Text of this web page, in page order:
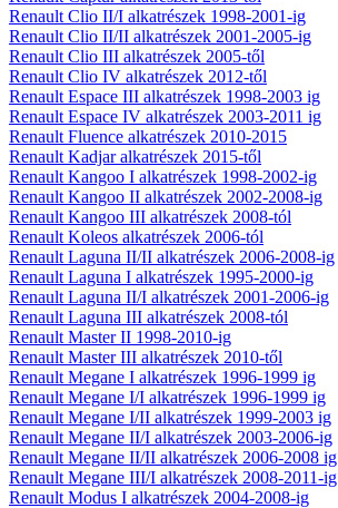
Renault Clio II/I alkatrészek 1998-2001-ig
Renault Clio II/II alkatrészek 2001-2005-ig
Renault Clio III alkatrészek 2005-től
Renault Clio IV alkatrészek 2012-től
Renault Espace III alkatrészek 1998-2003 ig
Renault Espace IV alkatrészek 2003-2011 ig
Renault Fluence alkatrészek 2010-2015
Renault Kadjar alkatrészek 2015-től
Renault Kangoo I alkatrészek 1998-2002-ig
Renault Kangoo II alkatrészek 2002-2008-ig
Renault Kangoo III alkatrészek 2008-tól
Renault Koleos alkatrészek 2006-tól
Renault Laguna II/II alkatrészek 2006-2008-ig
Renault Laguna I alkatrészek 1995-2000-ig
Renault Laguna II/I alkatrészek 2001-2006-ig
Renault Laguna III alkatrészek 2008-tól
Renault Master II 1998-2010-ig
Renault Master III alkatrészek 2010-től
Renault Megane I alkatrészek 1996-1999 ig
Renault Megane I/I alkatrészek 1996-1999 ig
Renault Megane I/II alkatrészek 1999-2003 ig
Renault Megane II/I alkatrészek 2003-2006-ig
Renault Megane II/II alkatrészek 2006-2008 ig
Renault Megane III/I alkatrészek 2008-2011-ig
Renault Modus I alkatrészek 2004-2008-ig